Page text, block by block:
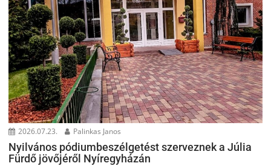
2026.07.23. Palinkas Janos
Nyilvános pódiumbeszélgetést szerveznek a Júlia
Fürdő jövőjéről Nyíregyházán